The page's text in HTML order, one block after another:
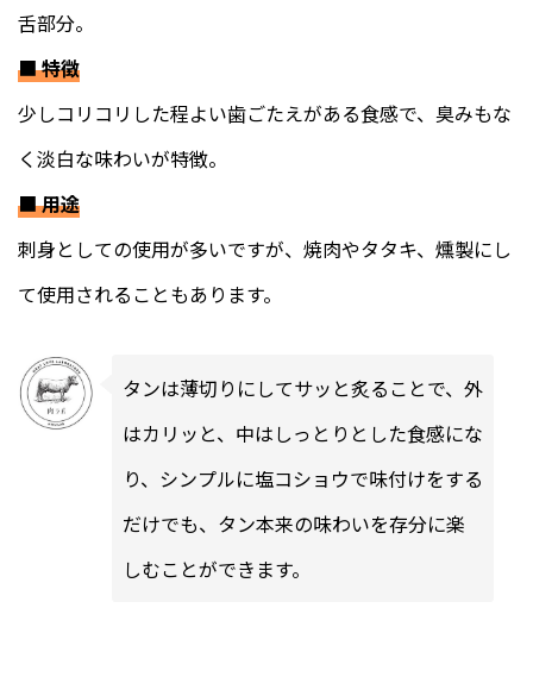
舌部分。
■特徴
少しコリコリした程よい歯ごたえがある食感で、臭みもな
く淡白な味わいが特徴。
■用途
刺身としての使用が多いですが、焼肉やタタキ、燻製にし
て使用されることもあります。
タンは薄切りにしてサッと炙ることで、外
はカリッと、中はしっとりとした食感にな
り、シンプルに塩コショウで味付けをする
だけでも、タン本来の味わいを存分に楽
しむことができます。